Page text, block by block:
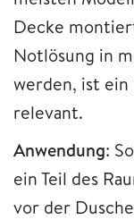
Decke
Notlösung in
werden, ist
relevant.
Anwendung:
ein Teil des
vor der